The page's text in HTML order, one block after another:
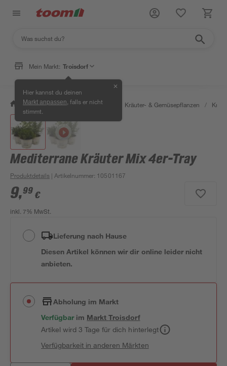
Mein Markt: Troisdorf
Hier kannst du deinen
Markt anpassen , falls er nicht
stimmt.
✕
/ Garten & Freizeit / Pflanzen Kräuter- & Gemüsepflanzen /
Mediterrane Kräuter Mix 4er-Tray
Produktdetails | Artikelnummer: 10501167
9,99 €
inkl. 7% MwSt.
Lieferung nach Hause
Diesen Artikel können wir dir online leider nicht
anbieten.
Abholung im Markt
Verfügbar im MarktTroisdorf
Artikel wird 3 Tage für dich hinterlegt
Verfügbarkeit in anderen Märkten